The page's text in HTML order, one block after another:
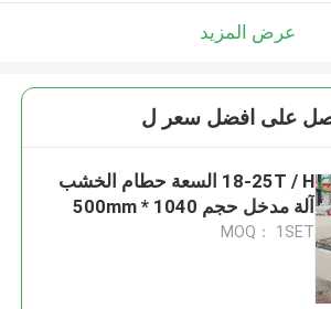
عرض المزيد
على افضل سعر ل
18-25T / H السعة حطام الخشب
آلة مدخل حجم 1040 * 500mm
MOQ： 1SET